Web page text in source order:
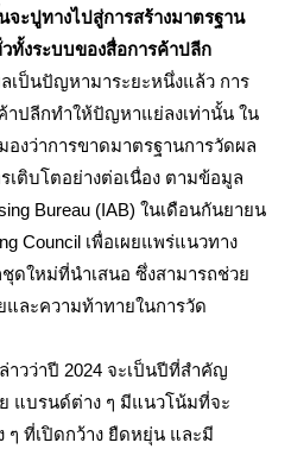
ะปูทางไปสู่การสร้างมาตรฐาน
ทั้งระบบของสื่อการค้าปลีก
เป็นปัญหามาระยะหนึ่งแล้ว การ
าปลีกทำให้ปัญหาแย่ลงเท่านั้น ใน
งว่าการขาดมาตรฐานการวัดผล
ติบโตอย่างต่อเนื่อง ตามข้อมูล
Bureau (IAB) ในเดือนกันยายน
Council เพื่อเผยแพร่แนวทาง
ดใหม่ที่นำเสนอ ซึ่งสามารถช่วย
ละความท้าทายในการวัด
วว่าปี 2024 จะเป็นปีที่สำคัญ
แบรนด์ต่าง ๆ มีแนวโน้มที่จะ
ที่เปิดกว้าง ยืดหยุ่น และมี